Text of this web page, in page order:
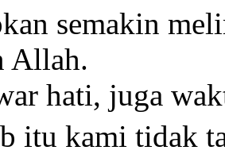
semakin
Allah.
hati, juga
itu kami tidak